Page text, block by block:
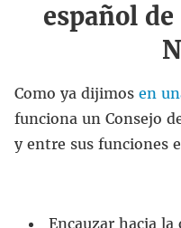
español
Como ya dijimos en
funciona un Consejo
y entre sus funciones
Encauzar hacia